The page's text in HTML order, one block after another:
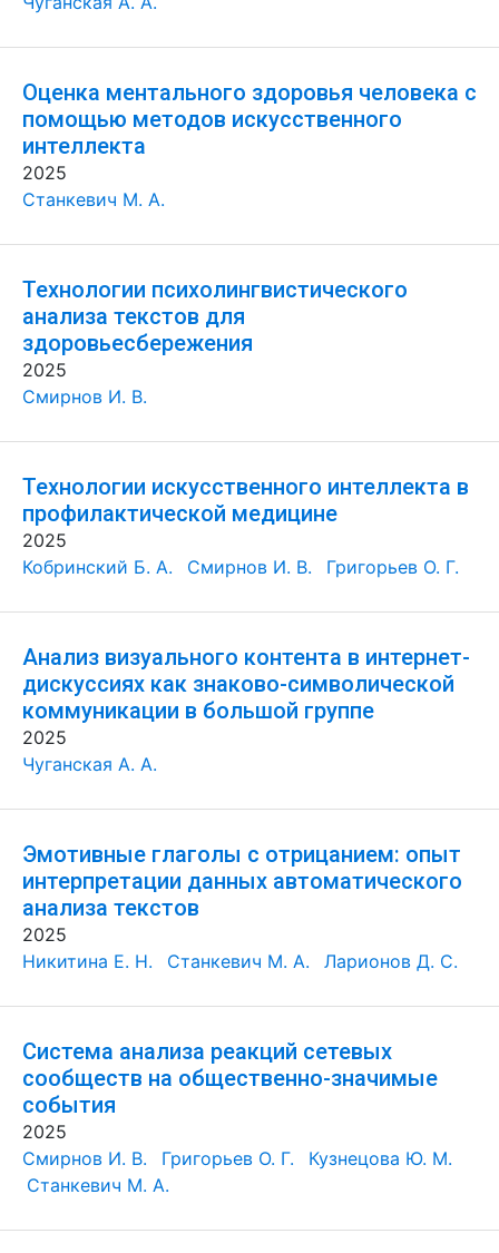
Оценка ментального здоровья человека с
помощью методов искусственного
интеллекта
2025
Станкевич М. А.
Технологии психолингвистического
анализа текстов для
здоровьесбережения
2025
Смирнов И. В.
Технологии искусственного интеллекта в
профилактической медицине
2025
Кобринский Б. А.
Смирнов И. В. Григорьев О. Г.
Анализ визуального контента в интернет-
дискуссиях как знаково-символической
коммуникации в большой группе
2025
Чуганская А. А.
Эмотивные глаголы с отрицанием: опыт
интерпретации данных автоматического
анализа текстов
2025
Никитина Е. Н.
Станкевич М. А. Ларионов Д. С.
Система анализа реакций сетевых
сообществ на общественно-значимые
события
2025
Смирнов И. В.
Григорьев О. Г.
Кузнецова Ю. М.
Станкевич М. А.